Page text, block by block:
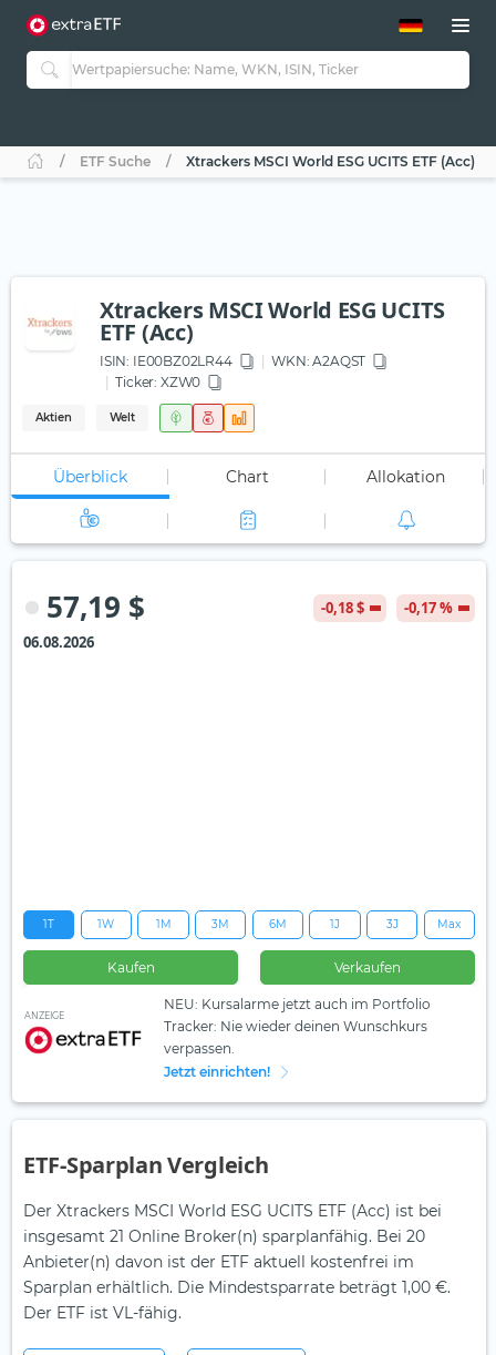
ETF-Guide 2.0
Guide Aktive ETFs
ETF-Sparpläne
ETF Suche Xtrackers MSCI World ESG UCITS ETF (Acc)
Xtrackers MSCI World ESG UCITS
ETF (Acc)
ISIN: IE00BZ02LR44 WKN: A2AQST
Ticker: XZW0
Aktien Welt
Überblick Chart Allokation
57,19 $ -0,18 $
-0,17 %
06.08.2026
1T 1W 1M 3M 6M 1J 3J Max
Kaufen Verkaufen
ANZEIGE
NEU: Kursalarme jetzt auch im Portfolio
Tracker: Nie wieder deinen Wunschkurs
verpassen.
Jetzt einrichten!
ETF-Sparplan Vergleich
Der Xtrackers MSCI World ESG UCITS ETF (Acc) ist bei
insgesamt 21 Online Broker(n) sparplanfähig. Bei 20
Anbieter(n) davon ist der ETF aktuell kostenfrei im
Sparplan erhältlich. Die Mindestsparrate beträgt 1,00 €.
Der ETF ist VL-fähig.